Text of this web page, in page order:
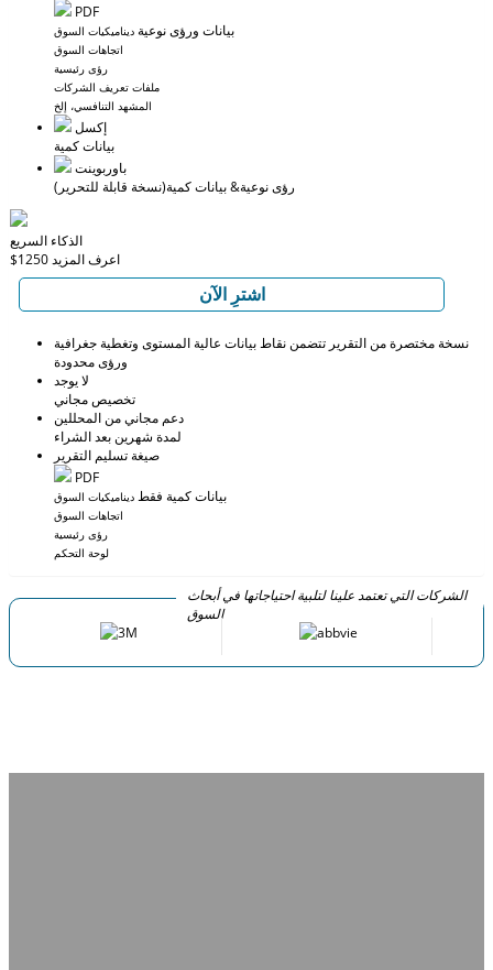
PDF
بيانات ورؤى نوعية ديناميكيات السوق
اتجاهات السوق
رؤى رئيسية
ملفات تعريف الشركات
المشهد التنافسي، إلخ
إكسل
بيانات كمية
باوربوينت
رؤى نوعية& بيانات كمية(نسخة قابلة للتحرير)
الذكاء السريع
$1250اعرف المزيد
اشترِ الآن
نسخة مختصرة من التقرير تتضمن نقاط بيانات عالية المستوى وتغطية جغرافية
ورؤى محدودة
لا يوجد
تخصيص مجاني
دعم مجاني من المحللين
لمدة شهرين بعد الشراء
صيغة تسليم التقرير
PDF
بيانات كمية فقط ديناميكيات السوق
اتجاهات السوق
رؤى رئيسية
لوحة التحكم
الشركات التي تعتمد علينا لتلبية احتياجاتها في أبحاث
السوق